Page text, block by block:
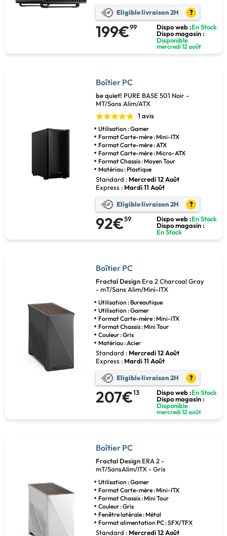
Eligible livraison 2H ?
199€99 Dispo web :En Stock
Dispo magasin :
Disponible
mercredi 12 août
Boîtier PC
be quiet! PURE BASE 501 Noir -
MT/Sans Alim/ATX
1 avis
Utilisation : Gamer
Format Carte-mère : Mini-ITX
Format Carte-mère : ATX
Format Carte-mère : Micro-ATX
Format Chassis : Moyen Tour
Matériau : Plastique
Standard : Mercredi 12 Août
Express : Mardi 11 Août
Eligible livraison 2H ?
92€59 Dispo web :En Stock
Dispo magasin :
En Stock
Boîtier PC
Fractal Design Era 2 Charcoal Gray
- mT/Sans Alim/Mini-ITX
Utilisation : Bureautique
Utilisation : Gamer
Format Carte-mère : Mini-ITX
Format Chassis : Mini Tour
Couleur : Gris
Matériau : Acier
Standard : Mercredi 12 Août
Express : Mardi 11 Août
Eligible livraison 2H ?
207€13 Dispo web :En Stock
Dispo magasin :
Disponible
mercredi 12 août
Boîtier PC
Fractal Design ERA 2 -
mT/SansAlim/ITX - Gris
Utilisation : Gamer
Format Carte-mère : Mini-ITX
Format Chassis : Mini Tour
Couleur : Gris
Fenêtre latérale : Métal
Format alimentation PC : SFX/TFX
Standard : Mercredi 12 Août